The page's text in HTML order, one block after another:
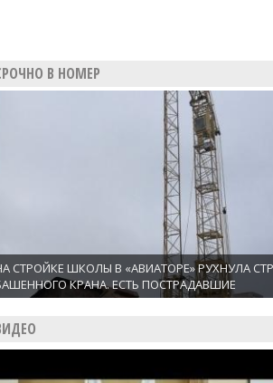
В НОМЕР
СТРОЙКЕ ШКОЛЫ В «АВИАТОРЕ» РУХНУЛА
КРАНА. ЕСТЬ ПОСТРАДАВШИЕ